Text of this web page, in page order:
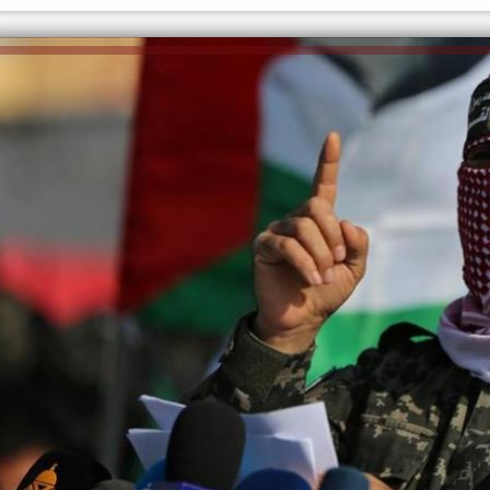
إلهام شرشر تكتب: دي مبقتش كورة..
دي سياسة
الكاتبة إلهام شرشر تهنئ الرئيس
السيسي بعيد ميلاده وتُشيد بجهوده
في بناء الدولة